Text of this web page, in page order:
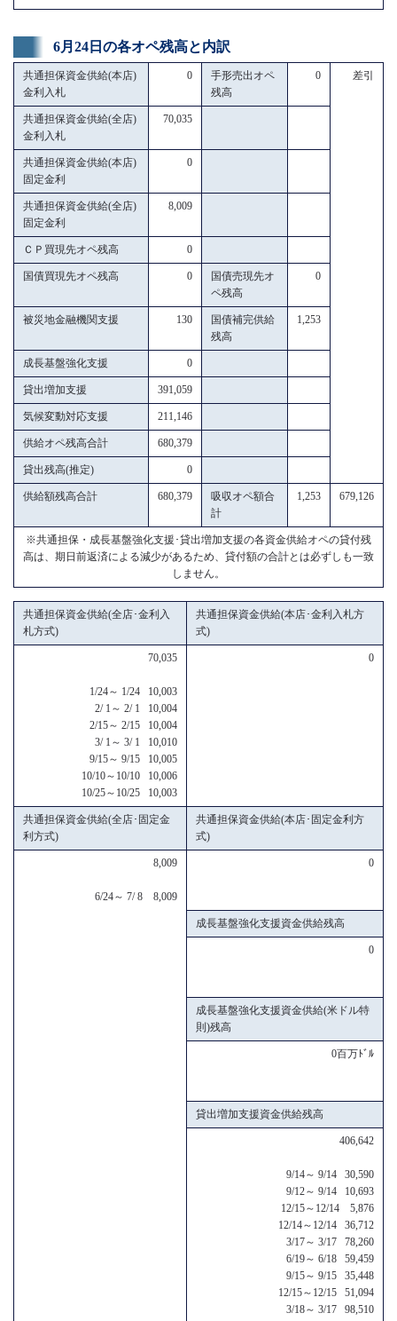
6月24日の各オペ残高と内訳
共通担保資金供給(本店)
金利入札
0
手形売出オペ
残高
0 差引
共通担保資金供給(全店)
金利入札
70,035
共通担保資金供給(本店)
固定金利
0
共通担保資金供給(全店)
固定金利
8,009
ＣＰ買現先オペ残高 0
国債買現先オペ残高 0
国債売現先オ
ペ残高
0
被災地金融機関支援 130
国債補完供給
残高
1,253
成長基盤強化支援 0
貸出増加支援 391,059
気候変動対応支援 211,146
供給オペ残高合計 680,379
貸出残高(推定) 0
供給額残高合計 680,379
吸収オペ額合
計
1,253 679,126
※共通担保・成長基盤強化支援･貸出増加支援の各資金供給オペの貸付残
高は、期日前返済による減少があるため、貸付額の合計とは必ずしも一致
しません。
共通担保資金供給(全店･金利入
札方式)
共通担保資金供給(本店･金利入札方
式)
70,035
1/24～ 1/24 10,003
2/ 1～ 2/ 1 10,004
2/15～ 2/15 10,004
3/ 1～ 3/ 1 10,010
9/15～ 9/15 10,005
10/10～10/10 10,006
10/25～10/25 10,003
0
共通担保資金供給(全店･固定金
利方式)
共通担保資金供給(本店･固定金利方
式)
8,009
6/24～ 7/ 8 8,009
0
成長基盤強化支援資金供給残高
0
成長基盤強化支援資金供給(米ドル特
則)残高
0百万ﾄﾞﾙ
貸出増加支援資金供給残高
406,642
9/14～ 9/14 30,590
9/12～ 9/14 10,693
12/15～12/14 5,876
12/14～12/14 36,712
3/17～ 3/17 78,260
6/19～ 6/18 59,459
9/15～ 9/15 35,448
12/15～12/15 51,094
3/18～ 3/17 98,510